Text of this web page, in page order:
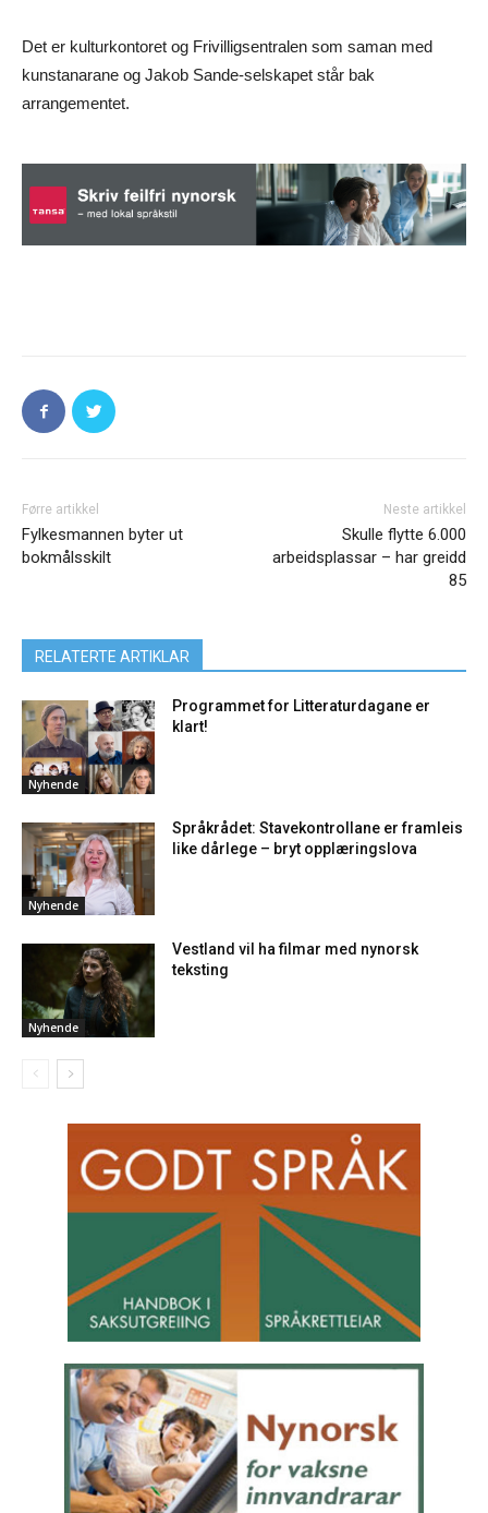
Det er kulturkontoret og Frivilligsentralen som saman med
kunstanarane og Jakob Sande-selskapet står bak
arrangementet.
Førre artikkel
Fylkesmannen byter ut
bokmålsskilt
Neste artikkel
Skulle flytte 6.000
arbeidsplassar – har greidd
85
RELATERTE ARTIKLAR
Nyhende
Programmet for Litteraturdagane er
klart!
Nyhende
Språkrådet: Stavekontrollane er framleis
like dårlege – bryt opplæringslova
Nyhende
Vestland vil ha filmar med nynorsk
teksting